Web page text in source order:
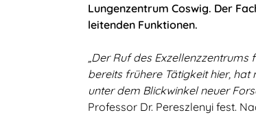
Lungenzentrum Coswig. Der
leitenden Funktionen.
„Der Ruf des
bereits frühere Tätigkeit hier, hat
unter dem Blickwinkel neuer
Professor Dr. Pereszlenyi fest.